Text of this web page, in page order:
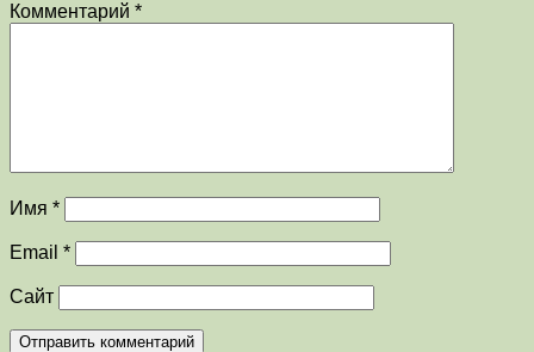
Комментарий *
Имя *
Email *
Сайт